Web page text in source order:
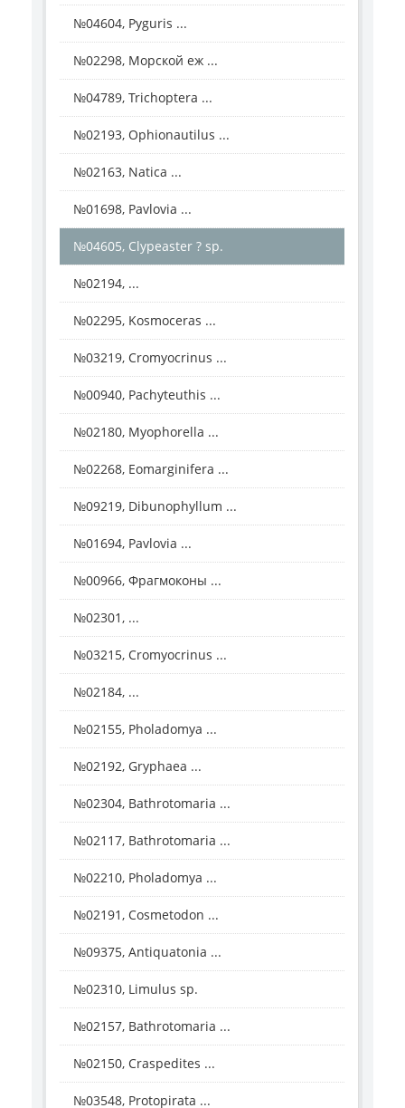
№04604, Pyguris ...
№02298, Морской еж ...
№04789, Trichoptera ...
№02193, Ophionautilus ...
№02163, Natica ...
№01698, Pavlovia ...
№04605, Clypeaster ? sp.
№02194, ...
№02295, Kosmoceras ...
№03219, Cromyocrinus ...
№00940, Pachyteuthis ...
№02180, Myophorella ...
№02268, Eomarginifera ...
№09219, Dibunophyllum ...
№01694, Pavlovia ...
№00966, Фрагмоконы ...
№02301, ...
№03215, Cromyocrinus ...
№02184, ...
№02155, Pholadomya ...
№02192, Gryphaea ...
№02304, Bathrotomaria ...
№02117, Bathrotomaria ...
№02210, Pholadomya ...
№02191, Cosmetodon ...
№09375, Antiquatonia ...
№02310, Limulus sp.
№02157, Bathrotomaria ...
№02150, Craspedites ...
№03548, Protopirata ...